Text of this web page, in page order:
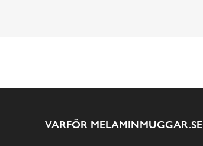
VARFÖR MELAMINMUGGAR.SE